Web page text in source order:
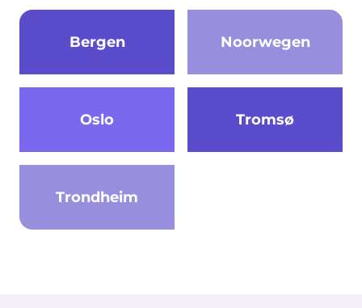
Bergen Noorwegen
Oslo Tromsø
Trondheim